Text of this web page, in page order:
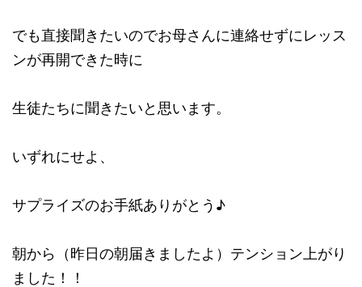
でも直接聞きたいのでお母さんに連絡せずにレッス
ンが再開できた時に
生徒たちに聞きたいと思います。
いずれにせよ、
サプライズのお手紙ありがとう♪
朝から（昨日の朝届きましたよ）テンション上がり
ました！！